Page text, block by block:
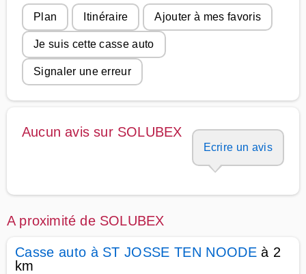
Plan Itinéraire Ajouter à mes favoris
Je suis cette casse auto
Signaler une erreur
Aucun avis sur SOLUBEX
Ecrire un avis
A proximité de SOLUBEX
Casse auto à ST JOSSE TEN NOODEà 2
km